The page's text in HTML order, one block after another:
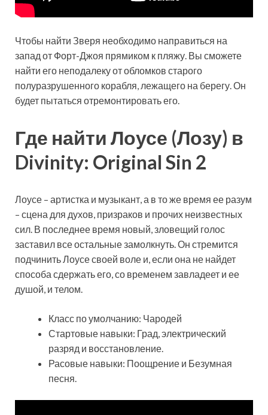
Чтобы найти Зверя необходимо направиться на
запад от Форт-Джоя прямиком к пляжу. Вы сможете
найти его неподалеку от обломков старого
полуразрушенного корабля, лежащего на берегу. Он
будет пытаться отремонтировать его.
Где найти Лоусе (Лозу) в
Divinity: Original Sin 2
Лоусе – артистка и музыкант, а в то же время ее разум
– сцена для духов, призраков и прочих неизвестных
сил. В последнее время новый, зловещий голос
заставил все остальные замолкнуть. Он стремится
подчинить Лоусе своей воле и, если она не найдет
способа сдержать его, со временем завладеет и ее
душой, и телом.
Класс по умолчанию: Чародей
Стартовые навыки: Град, электрический
разряд и восстановление.
Расовые навыки: Поощрение и Безумная
песня.